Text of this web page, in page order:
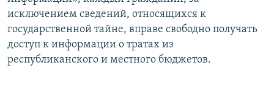
исключением сведений, относящихся к
государственной тайне, вправе свободно получать
доступ к информации о тратах из
республиканского и местного бюджетов.